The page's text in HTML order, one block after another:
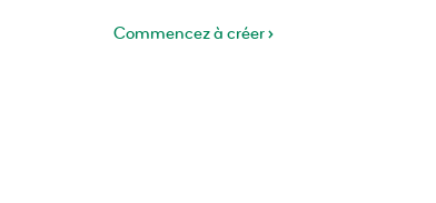
Commencez à créer